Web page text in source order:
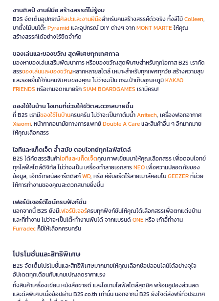
งานศิลป์ งานฝีมือ สร้างสรรค์ไม่รู้จบ
B2S จัดเต็มอุปกรณ์ศิลปะและงานฝีมือสำหรับคนสร้างสรรค์ตัวจริง ทั้งสีไม้Colleen,
ขาตั้งไม้บนโต๊ะPyramidและอุปกรณ์ DIY ต่างๆ จากMONT MARTEให้คุณ
สร้างสรรค์ได้อย่างไร้ขีดจำกัด
ของเล่นและของขวัญ สุดพิเศษทุกเทศกาล
มองหาของเล่นเสริมพัฒนาการ หรือของขวัญสุดพิเศษสำหรับทุกโอกาส B2S เราคัด
สรรของเล่นและของขวัญหลากหลายสไตล์ เหมาะสำหรับทุกเพศทุกวัย สร้างความสุข
และรอยยิ้มให้กับคนพิเศษของคุณ ไม่ว่าจะเป็น กระเป๋าเก็บอุณหภูมิKAKAO
FRIENDS หรือเกมจดหมายรักSIAM BOARDGAMES เรามีครบ!
ของใช้ในบ้าน ไอเทมที่ช่วยให้ชีวิตสะดวกสบายขึ้น
ที่ B2S เรามีของใช้ในบ้านครบครัน ไม่ว่าจะเป็นกาต้มน้ำAnitech, เครื่องฟอกอากาศ
Xiaomi, หน้ากากอนามัยทางการแพทย์Double A Careและสินค้าอื่น ๆ อีกมากมาย
ให้คุณเลือกสรร
ไอทีและแก็ดเจ็ต ล้ำสมัย ตอบโจทย์ทุกไลฟ์สไตล์
B2S ได้คัดสรรสินค้าไอทีและแก็ดเจ็ตคุณภาพเยี่ยมมาให้คุณเลือกสรร เพื่อตอบโจทย์
ทุกไลฟ์สไตล์ดิจิทัล ไม่ว่าจะเป็น เครื่องทำลายเอกสารNEOเพื่อความปลอดภัยของ
ข้อมูล, เอ็กซ์เทอนัลฮาร์ดดิสก์WD, หรือ คีย์บอร์ดไร้สายเมาส์คอมโบGEEZERที่ช่วย
ให้การทำงานของคุณสะดวกสบายยิ่งขึ้น
เฟอร์นิเจอร์ดีไซน์ครบฟังก์ชั่น
นอกจากนี้ B2S ยังมีเฟอร์นิเจอร์ครบทุกฟังก์ชันให้คุณได้เลือกสรรเพื่อตกแต่งบ้าน
และที่ทำงาน ไม่ว่าจะเป็นโต๊ะทำงานพับได้ จากแบรนด์ONEหรือ เก้าอี้ทำงาน
Furradecก็มีให้เลือกครบครัน
โปรโมชั่นและสิทธิพิเศษ
B2S จัดเต็มโปรโมชั่นและสิทธิพิเศษมากมายให้คุณเลือกช้อปออนไลน์ได้อย่างจุใจ
อัปเดตทุกเดือนกับแคมเปญลดราคาแรง
ทั้งสินค้าเครื่องเขียน หนังสือขายดี และไอเทมไลฟ์สไตล์สุดชิค พร้อมคูปองส่วนลด
และดีลพิเศษเมื่อช้อปผ่าน B2S.co.th เท่านั้น นอกจากนี้ B2S ยังใจดีส่งฟรีทั่วประเทศ